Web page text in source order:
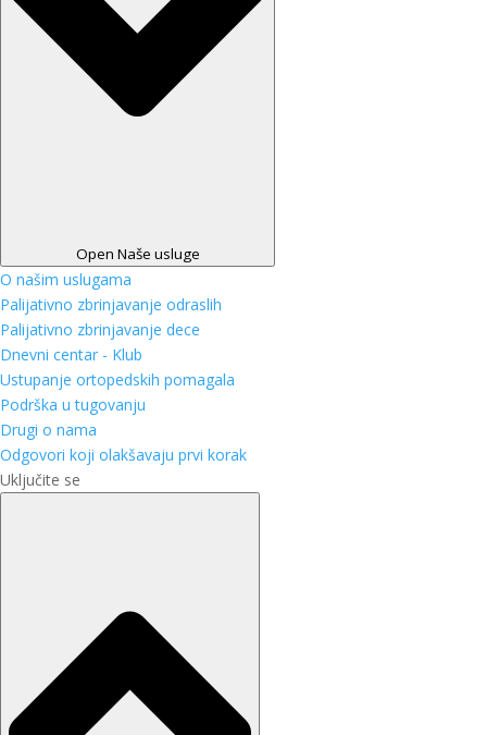
Open Naše usluge
O našim uslugama
Palijativno zbrinjavanje odraslih
Palijativno zbrinjavanje dece
Dnevni centar - Klub
Ustupanje ortopedskih pomagala
Podrška u tugovanju
Drugi o nama
Odgovori koji olakšavaju prvi korak
Uključite se